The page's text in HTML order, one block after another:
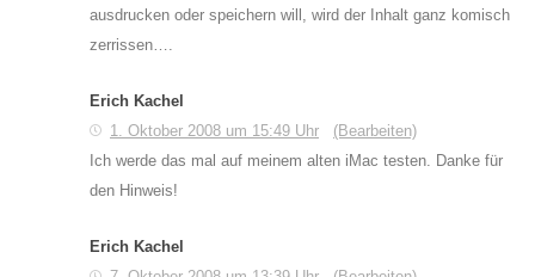
ausdrucken oder speichern will, wird der Inhalt ganz komisch
zerrissen….
Erich Kachel
1. Oktober 2008 um 15:49 Uhr
(Bearbeiten)
Ich werde das mal auf meinem alten iMac testen. Danke für
den Hinweis!
Erich Kachel